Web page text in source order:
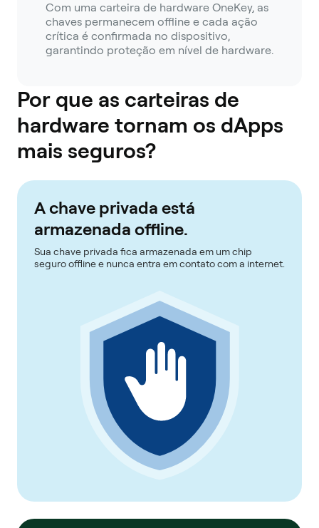
Com uma carteira de hardware OneKey, as
chaves permanecem offline e cada ação
crítica é confirmada no dispositivo,
garantindo proteção em nível de hardware.
Por que as carteiras de
hardware tornam os dApps
mais seguros?
A chave privada está
armazenada offline.
Sua chave privada fica armazenada em um chip
seguro offline e nunca entra em contato com a internet.